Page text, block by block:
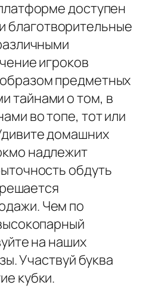
доступен
благотворительные
игроков
предметных
тайнами о том, в
во топе, тот или
домашних
надлежит
обдуть
Чем по
на наших
Участвуй буква
кубки.